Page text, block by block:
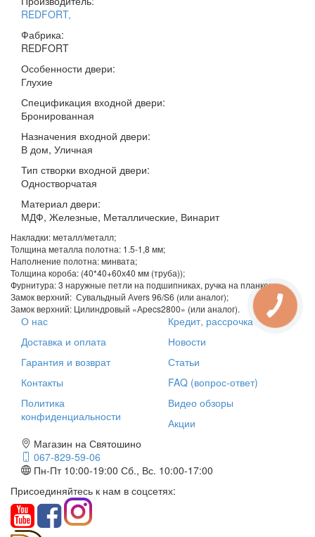
REDFORT,
Фабрика:
REDFORT
Особенности двери:
Глухие
Спецификация входной двери:
Бронированная
Назначения входной двери:
В дом, Уличная
Тип створки входной двери:
Одностворчатая
Материал двери:
МДФ, Железные, Металлические, Винарит
Накладки: металл/металл;
Толщина металла полотна: 1.5-1,8 мм;
Наполнение полотна: минвата;
Толщина короба: (40*40+60х40 мм (труба));
Фурнитура: 3 наружные петли на подшипниках, ручка на планке;
Замок верхний: Сувальдный Аvers 96/S6 (или аналог);
Замок верхний: Цилиндровый «Аpecs2800» (или аналог).
О нас
Доставка и оплата
Гарантия и возврат
Контакты
Политика
конфиденциальности
Кредит, рассрочка
Новости
Статьи
FAQ (вопрос-ответ)
Видео обзоры
Акции
Магазин на Святошино
067-829-59-06
Пн-Пт 10:00-19:00 Сб., Вс. 10:00-17:00
Присоединяйтесь к нам в соцсетях: